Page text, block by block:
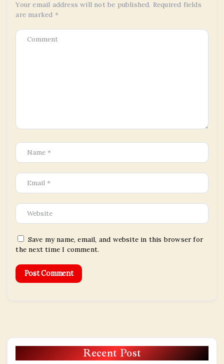
Your email address will not be published. Required fields
are marked *
Save my name, email, and website in this browser for
the next time I comment.
Recent Post